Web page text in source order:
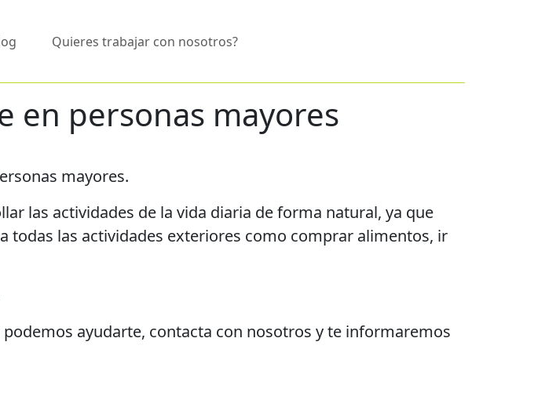
Quieres trabajar con nosotros?
en personas mayores
mayores.
las actividades de la vida diaria de forma natural, ya que
todas las actividades exteriores como comprar alimentos, ir
ayudarte, contacta con nosotros y te informaremos